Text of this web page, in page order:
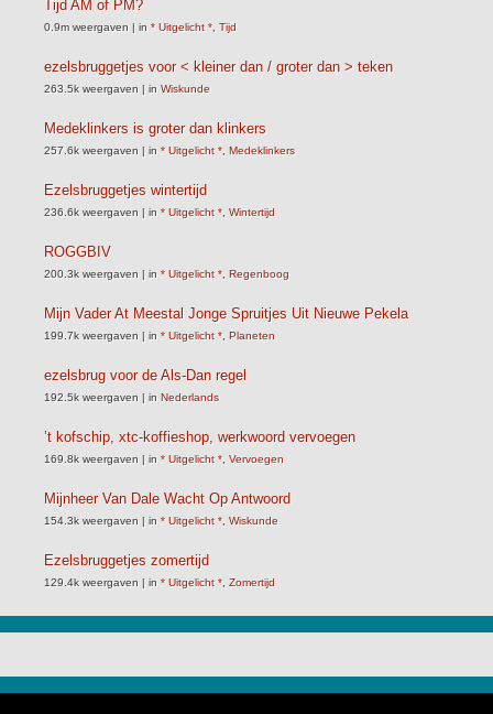
Tijd AM of PM?
0.9m weergaven | in * Uitgelicht * Tijd
ezelsbruggetjes voor < kleiner dan / groter dan > teken
263.5k weergaven | in Wiskunde
Medeklinkers is groter dan klinkers
257.6k weergaven | in * Uitgelicht * Medeklinkers
Ezelsbruggetjes wintertijd
236.6k weergaven | in * Uitgelicht * Wintertijd
ROGGBIV
200.3k weergaven | in * Uitgelicht * Regenboog
Mijn Vader At Meestal Jonge Spruitjes Uit Nieuwe Pekela
199.7k weergaven | in * Uitgelicht * Planeten
ezelsbrug voor de Als-Dan regel
192.5k weergaven | in Nederlands
’t kofschip, xtc-koffieshop, werkwoord vervoegen
169.8k weergaven | in * Uitgelicht * Vervoegen
Mijnheer Van Dale Wacht Op Antwoord
154.3k weergaven | in * Uitgelicht * Wiskunde
Ezelsbruggetjes zomertijd
129.4k weergaven | in * Uitgelicht * Zomertijd